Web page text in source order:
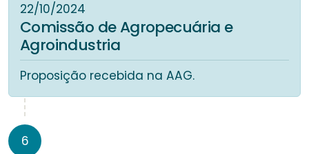
22/10/2024
Comissão de Agropecuária e
Agroindustria
Proposição recebida na AAG.
6